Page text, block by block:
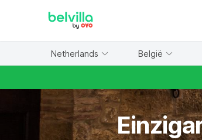
Netherlands België